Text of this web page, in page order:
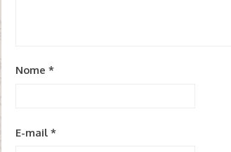
Nome *
E-mail *